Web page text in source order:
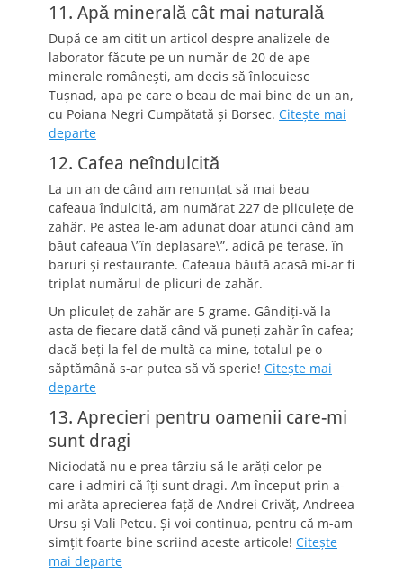
11. Apă minerală cât mai naturală
După ce am citit un articol despre analizele de
laborator făcute pe un număr de 20 de ape
minerale româneşti, am decis să înlocuiesc
Tuşnad, apa pe care o beau de mai bine de un an,
cu Poiana Negri Cumpătată şi Borsec. Citeşte mai
departe
12. Cafea neîndulcită
La un an de când am renunţat să mai beau
cafeaua îndulcită, am numărat 227 de pliculeţe de
zahăr. Pe astea le-am adunat doar atunci când am
băut cafeaua \”în deplasare\”, adică pe terase, în
baruri şi restaurante. Cafeaua băută acasă mi-ar fi
triplat numărul de plicuri de zahăr.
Un pliculeţ de zahăr are 5 grame. Gândiţi-vă la
asta de fiecare dată când vă puneţi zahăr în cafea;
dacă beţi la fel de multă ca mine, totalul pe o
săptămână s-ar putea să vă sperie! Citeşte mai
departe
13. Aprecieri pentru oamenii care-mi
sunt dragi
Niciodată nu e prea târziu să le arăţi celor pe
care-i admiri că îţi sunt dragi. Am început prin a-
mi arăta aprecierea faţă de Andrei Crivăţ, Andreea
Ursu şi Vali Petcu. Şi voi continua, pentru că m-am
simţit foarte bine scriind aceste articole! Citeşte
mai departe